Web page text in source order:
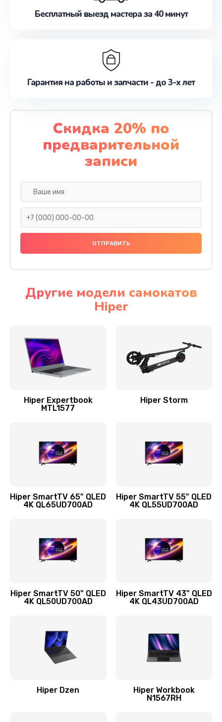
Бесплатный выезд мастера за 40 минут
Гарантия на работы и запчасти - до 3-х лет
Скидка 20% по
предварительной
записи
Другие модели самокатов
Hiper
Hiper Expertbook
MTL1577
Hiper Storm
Hiper SmartTV 65" QLED
4K QL65UD700AD
Hiper SmartTV 55" QLED
4K QL55UD700AD
Hiper SmartTV 50" QLED
4K QL50UD700AD
Hiper SmartTV 43" QLED
4K QL43UD700AD
Hiper Dzen
Hiper Workbook
N1567RH